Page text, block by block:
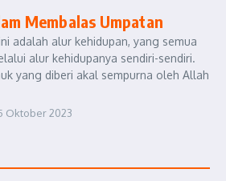
Membalas Umpatan
adalah alur kehidupan, yang semua
alur kehidupanya sendiri-sendiri.
yang diberi akal sempurna oleh Allah
Oktober 2023